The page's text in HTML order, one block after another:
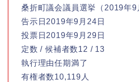
桑折町議会議員選挙（2019年9
告示日2019年9月24日
投票日2019年9月29日
定数 / 候補者数12 / 13
執行理由任期満了
有権者数10,119人